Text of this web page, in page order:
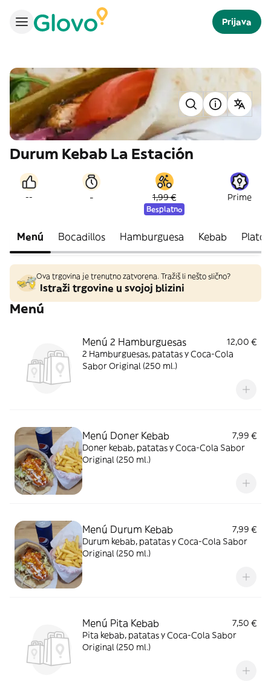
Prijava
Durum Kebab La Estación
-- - 1,99 €
Besplatno
Prime
Menú Bocadillos Hamburguesa Kebab
Ova trgovina je trenutno zatvorena. Tražiš li nešto slično?
Istraži trgovine u svojoj blizini
Menú
Menú 2 Hamburguesas
12,00 €
2 Hamburguesas, patatas y Coca-Cola
Sabor Original (250 ml.)
Menú Doner Kebab
7,99 €
Doner kebab, patatas y Coca-Cola Sabor
Original (250 ml.)
Menú Durum Kebab
7,99 €
Durum kebab, patatas y Coca-Cola Sabor
Original (250 ml.)
Menú Pita Kebab
7,50 €
Pita kebab, patatas y Coca-Cola Sabor
Original (250 ml.)